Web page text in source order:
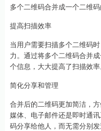
多个二维码合并成一个二维
提高扫描效率
当用户需要扫描多个二维码
力。通过将多个二维码合并
个信息，大大提高了扫描效率
简化分享和管理
合并后的二维码更加简洁，
媒体、电子邮件还是即时通
码分享给他人，而无需分别